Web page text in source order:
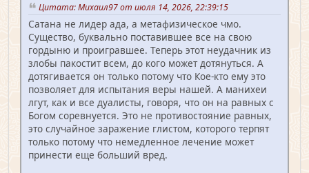
Цитата: Михаил97 от июля 14, 2026, 22:39:15
Сатана не лидер ада, а метафизическое чмо.
Существо, буквально поставившее все на свою
гордыню и проигравшее. Теперь этот неудачник из
злобы пакостит всем, до кого может дотянуться. А
дотягивается он только потому что Кое-кто ему это
позволяет для испытания веры нашей. А манихеи
лгут, как и все дуалисты, говоря, что он на равных с
Богом соревнуется. Это не противостояние равных,
это случайное заражение глистом, которого терпят
только потому что немедленное лечение может
принести еще больший вред.